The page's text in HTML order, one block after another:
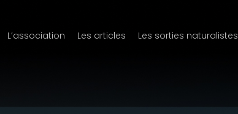
L’association Les articles Les sorties naturalistes